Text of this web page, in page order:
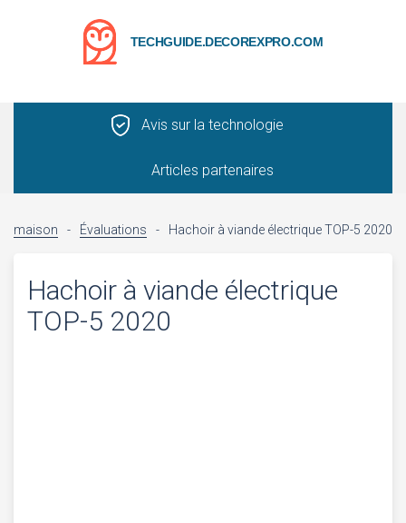
TECHGUIDE.DECOREXPRO.COM
Avis sur la technologie
Articles partenaires
maison - Évaluations - Hachoir à viande électrique TOP-5 2020
Hachoir à viande électrique
TOP-5 2020